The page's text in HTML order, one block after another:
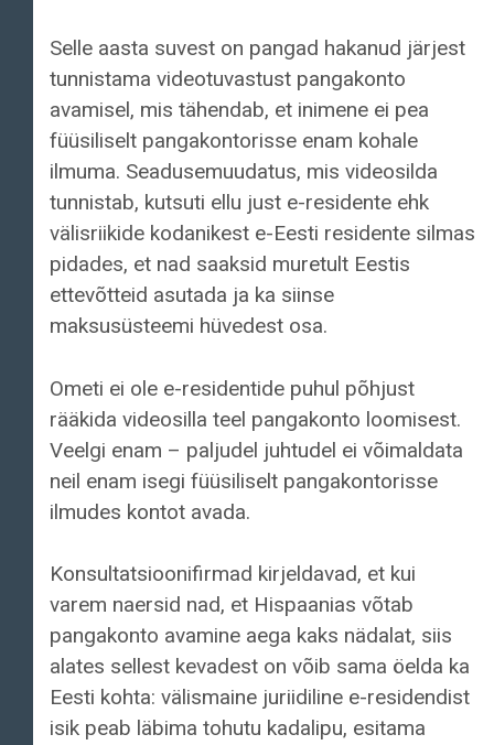
Selle aasta suvest on pangad hakanud järjest
tunnistama videotuvastust pangakonto
avamisel, mis tähendab, et inimene ei pea
füüsiliselt pangakontorisse enam kohale
ilmuma. Seadusemuudatus, mis videosilda
tunnistab, kutsuti ellu just e-residente ehk
välisriikide kodanikest e-Eesti residente silmas
pidades, et nad saaksid muretult Eestis
ettevõtteid asutada ja ka siinse
maksusüsteemi hüvedest osa.
Ometi ei ole e-residentide puhul põhjust
rääkida videosilla teel pangakonto loomisest.
Veelgi enam – paljudel juhtudel ei võimaldata
neil enam isegi füüsiliselt pangakontorisse
ilmudes kontot avada.
Konsultatsioonifirmad kirjeldavad, et kui
varem naersid nad, et Hispaanias võtab
pangakonto avamine aega kaks nädalat, siis
alates sellest kevadest on võib sama öelda ka
Eesti kohta: välismaine juriidiline e-residendist
isik peab läbima tohutu kadalipu, esitama